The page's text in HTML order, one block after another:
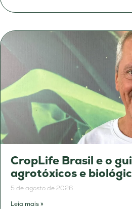
CropLife Brasil e o
agrotóxicos e
5 de agosto de 2026
Leia mais »